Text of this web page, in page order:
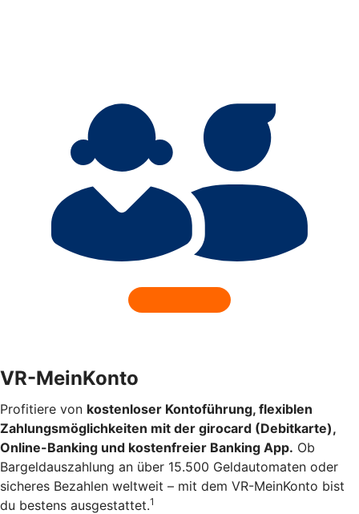
VR-MeinKonto
Profitiere von kostenloser Kontoführung, flexiblen
Zahlungsmöglichkeiten mit der girocard (Debitkarte),
Online-Banking und kostenfreier Banking App. Ob
Bargeldauszahlung an über 15.500 Geldautomaten oder
sicheres Bezahlen weltweit – mit dem VR-MeinKonto bist
du bestens ausgestattet.1